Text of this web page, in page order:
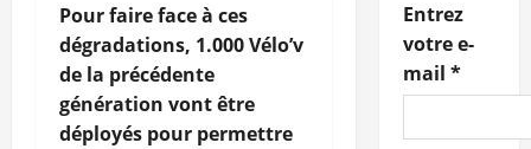
Pour faire face à ces
dégradations, 1.000 Vélo’v
de la précédente
génération vont être
déployés pour permettre
Entrez
votre e-
mail *